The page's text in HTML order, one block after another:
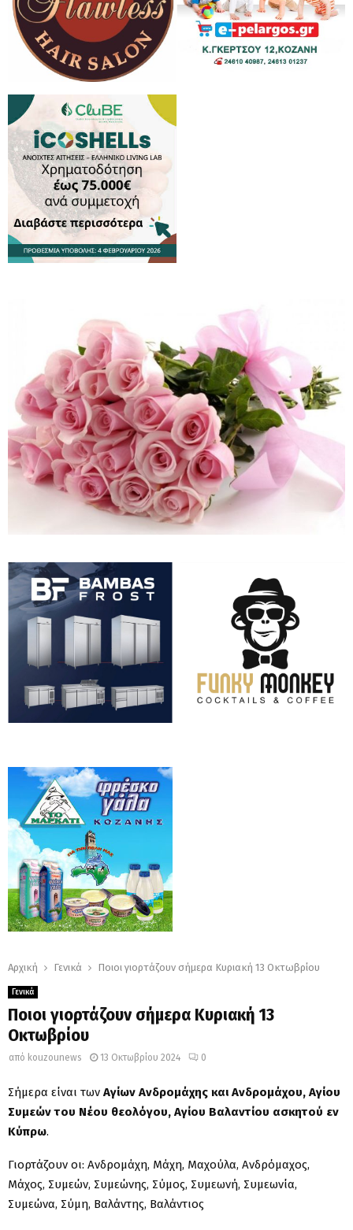
Αρχική Γενικά Ποιοι γιορτάζουν σήμερα Κυριακή 13 Οκτωβρίου
Γενικά
Ποιοι γιορτάζουν σήμερα Κυριακή 13
Οκτωβρίου
από kouzounews 13 Οκτωβρίου 2024 0
Σήμερα είναι των Αγίων Ανδρομάχης και Ανδρομάχου, Αγίου
Συμεών του Νέου θεολόγου, Αγίου Βαλαντίου ασκητού εν
Κύπρω.
Γιορτάζουν οι: Ανδρομάχη, Μάχη, Μαχούλα, Ανδρόμαχος,
Μάχος, Συμεών, Συμεώνης, Σύμος, Συμεωνή, Συμεωνία,
Συμεώνα, Σύμη, Βαλάντης, Βαλάντιος